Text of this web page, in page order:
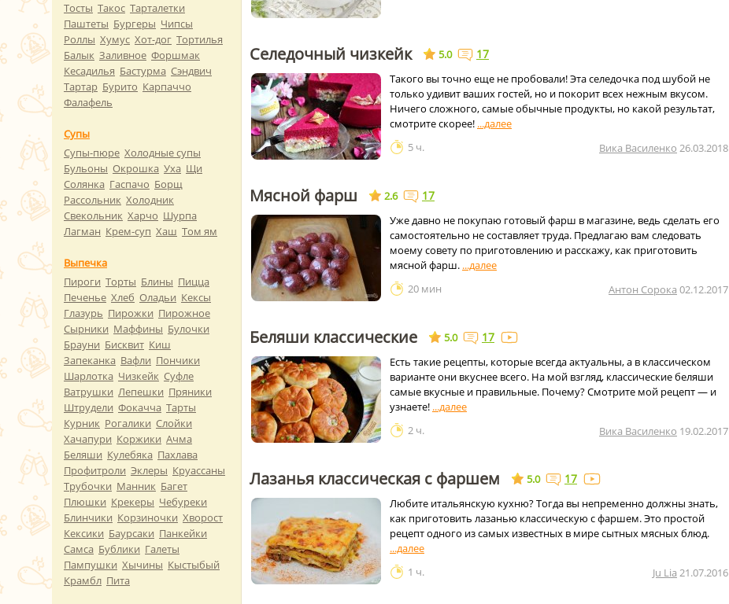
Селедочный чизкейк 5.0 17
Такого вы точно еще не пробовали! Эта селедочка под шубой не
только удивит ваших гостей, но и покорит всех нежным вкусом.
Ничего сложного, самые обычные продукты, но какой результат,
смотрите скорее!
5 ч.
Вика Василенко 26.03.2018
Мясной фарш 2.6 17
Уже давно не покупаю готовый фарш в магазине, ведь сделать его
самостоятельно не составляет труда. Предлагаю вам следовать
моему совету по приготовлению и расскажу, как приготовить
мясной фарш.
20 мин
Антон Сорока 02.12.2017
Беляши классические 5.0 17
Есть такие рецепты, которые всегда актуальны, а в классическом
варианте они вкуснее всего. На мой взгляд, классические беляши
самые вкусные и правильные. Почему? Смотрите мой рецепт — и
узнаете!
2 ч.
Вика Василенко 19.02.2017
Лазанья классическая с фаршем 5.0 17
Любите итальянскую кухню? Тогда вы непременно должны знать,
как приготовить лазанью классическую с фаршем. Это простой
рецепт одного из самых известных в мире сытных мясных блюд.
1 ч. Ju Lia 21.07.2016
Тосты Такос Тарталетки
Паштеты Бургеры Чипсы
Роллы Хумус Хот-дог Тортилья
Балык Заливное Форшмак
Кесадилья Бастурма Сэндвич
Тартар Бурито Карпаччо
Фалафель
Супы
Супы-пюре Холодные супы
Бульоны Окрошка Уха Щи
Солянка Гаспачо Борщ
Рассольник Холодник
Свекольник Харчо Шурпа
Лагман Крем-суп Хаш Том ям
Выпечка
Пироги Торты Блины Пицца
Печенье Хлеб Оладьи Кексы
Глазурь Пирожки Пирожное
Сырники Маффины Булочки
Брауни Бисквит Киш
Запеканка Вафли Пончики
Шарлотка Чизкейк Суфле
Ватрушки Лепешки Пряники
Штрудели Фокачча Тарты
Курник Рогалики Слойки
Хачапури Коржики Ачма
Беляши Кулебяка Пахлава
Профитроли Эклеры Круассаны
Трубочки Манник Багет
Плюшки Крекеры Чебуреки
Блинчики Корзиночки Хворост
Кексики Баурсаки Панкейки
Самса Бублики Галеты
Пампушки Хычины Кыстыбый
Крамбл Пита